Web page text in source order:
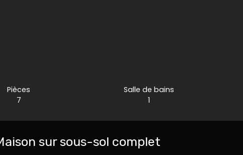
Pièces
7
Salle de bains
1
sur sous-sol complet